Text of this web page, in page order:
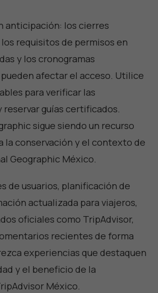
anticipación: los cierres
requisitos de permisos en
y los cronogramas
afectar el acceso. Utilice
para verificar las
reservar guías certificados.
sigue siendo un recurso
la conservación y el contexto de
Geographic México.
de usuarios, planificación de
actualizada para viajeros,
oficiales como TripAdvisor,
recientes de forma
experiencias que destaquen
y el beneficio de la
México.